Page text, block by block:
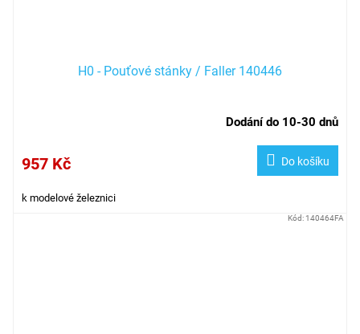
H0 - Pouťové stánky / Faller 140446
Dodání do 10-30 dnů
957 Kč Do košíku
k modelové železnici
Kód: 140464FA